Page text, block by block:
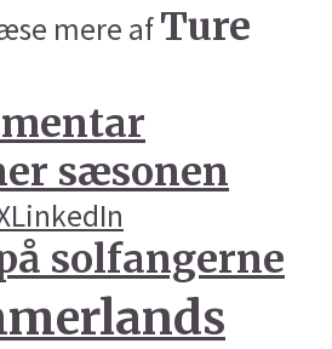
mere afTure
sæsonen
LinkedIn
solfangerne